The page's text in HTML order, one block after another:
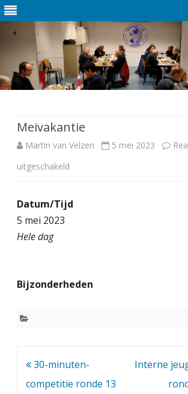
Meivakantie
Martin van Velzen 5 mei 2023
uitgeschakeld
o
Datum/Tijd
5 mei 2023
Hele dag
Bijzonderheden
Bericht
navigatie
30-minuten-
competitie ronde 13
Interne